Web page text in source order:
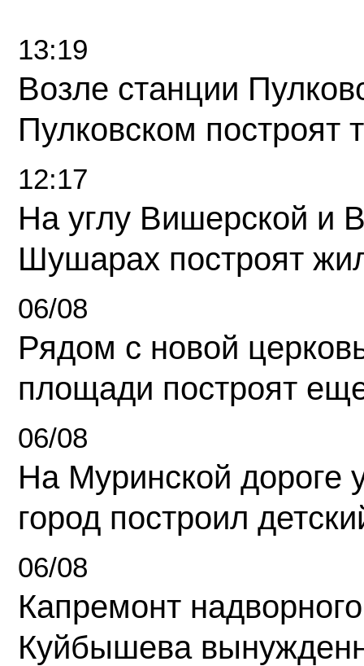
13:19
Возле станции
Пулковском построят
12:17
На углу Вишерской и
Шушарах построят
06/08
Рядом с новой
площади построят
06/08
На Муринской дороге
город построил
06/08
Капремонт
Куйбышева